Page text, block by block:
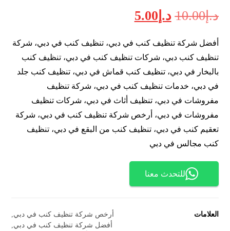
د.إ10.00 د.إ 5.00
أفضل شركة تنظيف كنب في دبي، تنظيف كنب في دبي، شركة
تنظيف كنب دبي، شركات تنظيف كنب في دبي، تنظيف كنب
بالبخار في دبي، تنظيف كنب قماش في دبي، تنظيف كنب جلد
في دبي، خدمات تنظيف كنب في دبي، شركة تنظيف
مفروشات في دبي، تنظيف أثاث في دبي، شركات تنظيف
مفروشات في دبي، أرخص شركة تنظيف كنب في دبي، شركة
تعقيم كنب في دبي، تنظيف كنب من البقع في دبي، تنظيف
كنب مجالس في دبي
للتحدث معنا
العلامات أرخص شركة تنظيف كنب في دبي,
أفضل شركة تنظيف كنب في دبي,